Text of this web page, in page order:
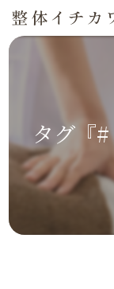
タグ『